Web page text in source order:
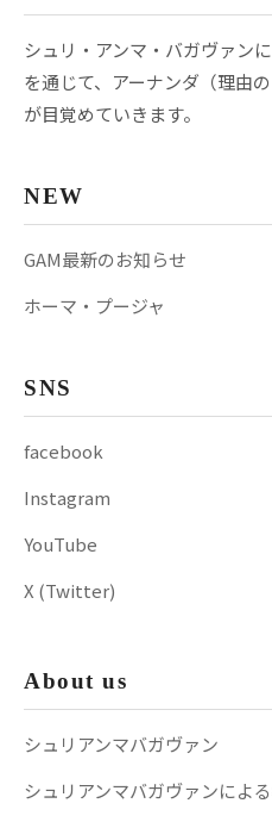
シュリ・アンマ・バガヴァン
を通じて、アーナンダ（理由
が目覚めていきます。
NEW
GAM最新のお知らせ
ホーマ・プージャ
SNS
facebook
Instagram
YouTube
X (Twitter)
About us
シュリアンマバガヴァン
シュリアンマバガヴァンによ